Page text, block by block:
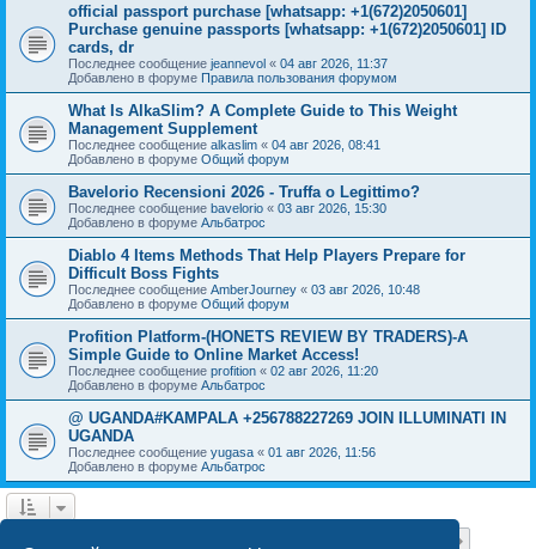
official passport purchase [whatsapp: +1(672)2050601]
Purchase genuine passports [whatsapp: +1(672)2050601] ID
cards, dr
Последнее сообщение jeannevol « 04 авг 2026, 11:37
Добавлено в форуме Правила пользования форумом
What Is AlkaSlim? A Complete Guide to This Weight
Management Supplement
Последнее сообщение alkaslim « 04 авг 2026, 08:41
Добавлено в форуме Общий форум
Bavelorio Recensioni 2026 - Truffa o Legittimo?
Последнее сообщение bavelorio « 03 авг 2026, 15:30
Добавлено в форуме Альбатрос
Diablo 4 Items Methods That Help Players Prepare for
Difficult Boss Fights
Последнее сообщение AmberJourney « 03 авг 2026, 10:48
Добавлено в форуме Общий форум
Profition Platform-(HONETS REVIEW BY TRADERS)-A
Simple Guide to Online Market Access!
Последнее сообщение profition « 02 авг 2026, 11:20
Добавлено в форуме Альбатрос
@ UGANDA#KAMPALA +256788227269 JOIN ILLUMINATI IN
UGANDA
Последнее сообщение yugasa « 01 авг 2026, 11:56
Добавлено в форуме Альбатрос